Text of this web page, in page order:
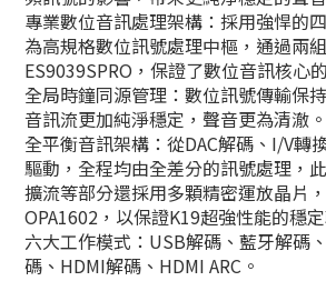
專業數位音訊處理架構：採用強悍的
為高規格數位訊號處理中樞，通過兩
ES9039SPRO，保證了數位音訊核心
全局時鐘同源管理：數位訊號傳輸保
音訊流更加純淨穩定，聲音更為清澈。
全平衡音訊架構：從DAC解碼、I/V轉
驅動，全程均由全差分的訊號處理，
擴流等部分還採用多顆精密運放晶片
OPA1602，以保證K19超強性能的穩
六大工作模式：USB解碼、藍牙解碼
碼、HDMI解碼、HDMI ARC。